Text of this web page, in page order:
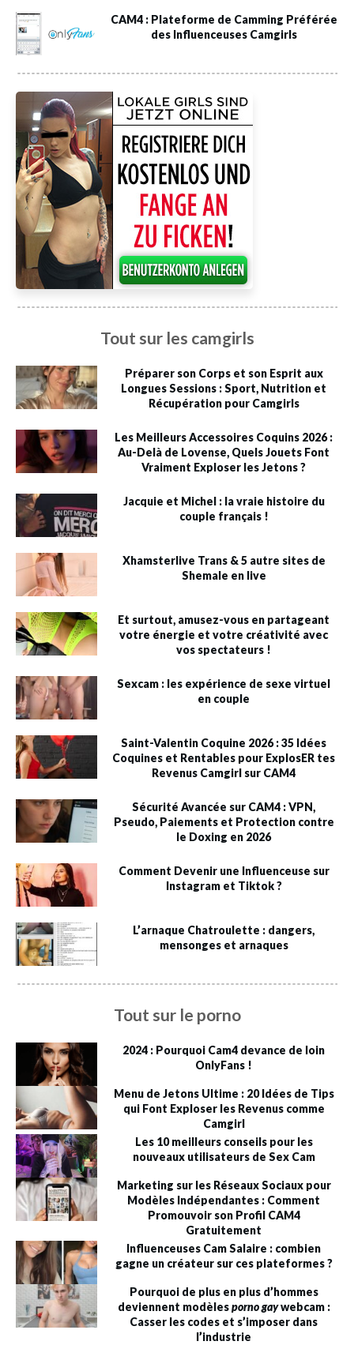
CAM4 : Plateforme de Camming Préférée
des Influenceuses Camgirls
Tout sur les camgirls
Préparer son Corps et son Esprit aux
Longues Sessions : Sport, Nutrition et
Récupération pour Camgirls
Les Meilleurs Accessoires Coquins 2026 :
Au-Delà de Lovense, Quels Jouets Font
Vraiment Exploser les Jetons ?
Jacquie et Michel : la vraie histoire du
couple français !
Xhamsterlive Trans & 5 autre sites de
Shemale en live
Et surtout, amusez-vous en partageant
votre énergie et votre créativité avec
vos spectateurs !
Sexcam : les expérience de sexe virtuel
en couple
Saint-Valentin Coquine 2026 : 35 Idées
Coquines et Rentables pour ExplosER tes
Revenus Camgirl sur CAM4
Sécurité Avancée sur CAM4 : VPN,
Pseudo, Paiements et Protection contre
le Doxing en 2026
Comment Devenir une Influenceuse sur
Instagram et Tiktok ?
L’arnaque Chatroulette : dangers,
mensonges et arnaques
Tout sur le porno
2024 : Pourquoi Cam4 devance de loin
OnlyFans !
Menu de Jetons Ultime : 20 Idées de Tips
qui Font Exploser les Revenus comme
Camgirl
Les 10 meilleurs conseils pour les
nouveaux utilisateurs de Sex Cam
Marketing sur les Réseaux Sociaux pour
Modèles Indépendantes : Comment
Promouvoir son Profil CAM4
Gratuitement
Influenceuses Cam Salaire : combien
gagne un créateur sur ces plateformes ?
Pourquoi de plus en plus d’hommes
deviennent modèlesporno gaywebcam :
Casser les codes et s’imposer dans
l’industrie